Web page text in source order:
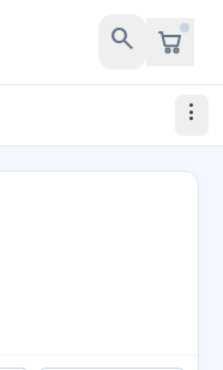
search
more_vert